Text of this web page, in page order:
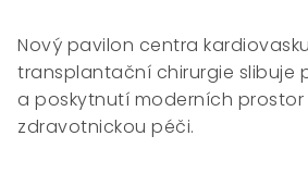
Nový pavilon centra
transplantační chirurgie slibuje
a poskytnutí moderních
zdravotnickou péči.